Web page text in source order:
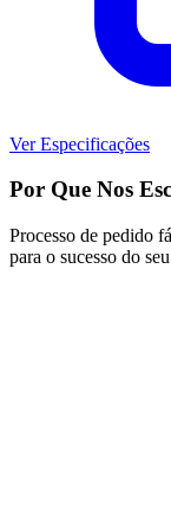
Ver Especificações
Por Que Nos
Processo de pedido
para o sucesso do